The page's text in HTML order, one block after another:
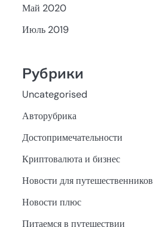
Май 2020
Июль 2019
Рубрики
Uncategorised
Авторубрика
Достопримечательности
Криптовалюта и бизнес
Новости для путешественников
Новости плюс
Питаемся в путешествии